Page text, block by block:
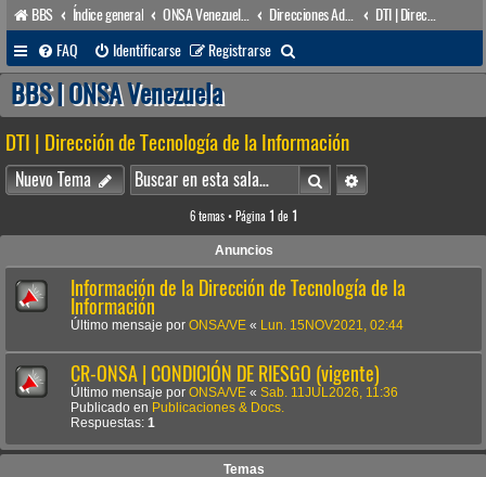
BBS Índice general Direcciones Administrativas
FAQ
Identificarse Registrarse
u
c
a
r
BBS | ONSA Venezuela
DTI | Dirección de Tecnología de la Información
Nuevo Tema BuscarBúsqueda avanzada
6 temas • Página 1 de 1
Anuncios
Información de la Dirección de Tecnología de la
Información
Último mensaje por ONSA/VE « Lun. 15NOV2021, 02:44
CR-ONSA | CONDICIÓN DE RIESGO (vigente)
Último mensaje por ONSA/VE « Sab. 11JUL2026, 11:36
Publicado en Publicaciones & Docs.
Respuestas: 1
Temas